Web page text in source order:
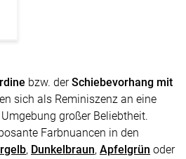
bzw. derSchiebevorhang mit
sich als Reminiszenz an eine
großer Beliebtheit.
Farbnuancen in den
, Dunkelbraun, Apfelgrün oder